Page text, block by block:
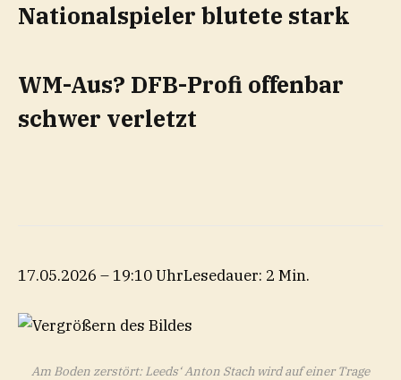
Nationalspieler blutete stark
WM-Aus? DFB-Profi offenbar
schwer verletzt
17.05.2026 – 19:10 UhrLesedauer: 2 Min.
Am Boden zerstört: Leeds‘ Anton Stach wird auf einer Trage